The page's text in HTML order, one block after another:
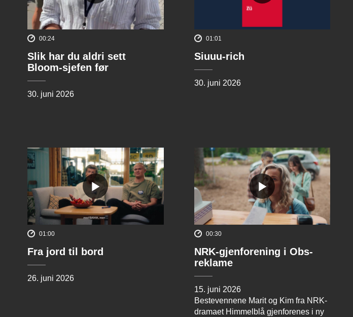
00:24
Slik har du aldri sett
Bloom-sjefen før
30. juni 2026
01:01
Siuuu-rich
30. juni 2026
01:00
Fra jord til bord
26. juni 2026
00:30
NRK-gjenforening i Obs-
reklame
15. juni 2026
Bestevennene Marit og Kim fra NRK-
dramaet Himmelblå gjenforenes i ny